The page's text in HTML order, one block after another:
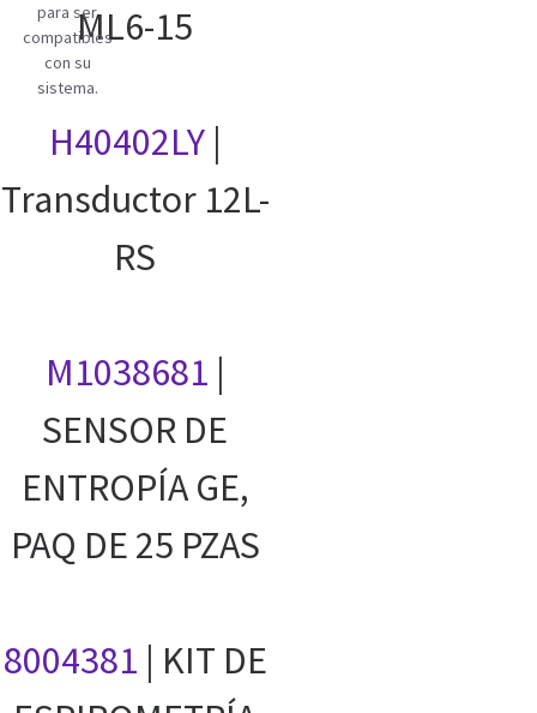
para ser
compatibles
con su
sistema.
ML6-15
H40402LY|
Transductor 12L-
RS
M1038681 |
SENSOR DE
ENTROPÍA GE,
PAQ DE 25 PZAS
8004381 | KIT DE